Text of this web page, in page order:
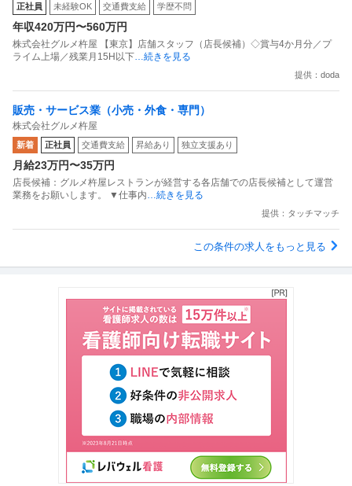
正社員 未経験OK 交通費支給 学歴不問
年収420万円〜560万円
株式会社グルメ杵屋 【東京】店舗スタッフ（店長候補）◇賞与4か月分／プ
ライム上場／残業月15H以下 …続きを見る
提供：doda
販売・サービス業（小売・外食・専門）
株式会社グルメ杵屋
新着 正社員 交通費支給 昇給あり 独立支援あり
月給23万円〜35万円
店長候補：グルメ杵屋レストランが経営する各店舗での店長候補として運営
業務をお願いします。 ▼仕事内 …続きを見る
提供：タッチマッチ
この条件の求人をもっと見る